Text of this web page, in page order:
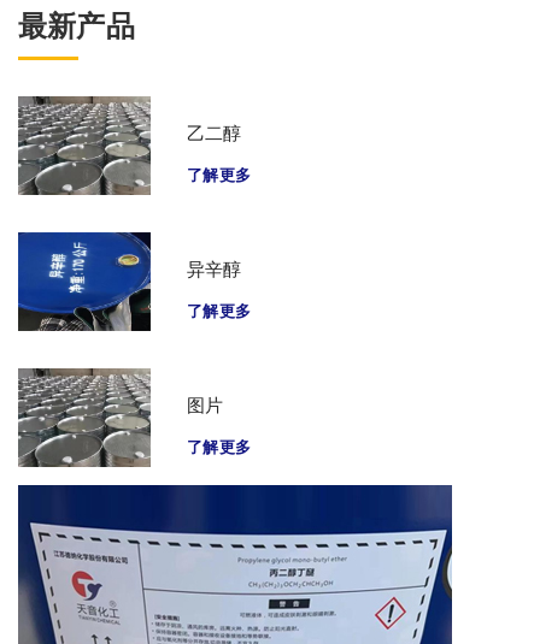
最新产品
乙二醇
了解更多
异辛醇
了解更多
图片
了解更多